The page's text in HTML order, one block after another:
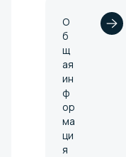
О
б
щ
ая
ин
ф
ор
ма
ци
я